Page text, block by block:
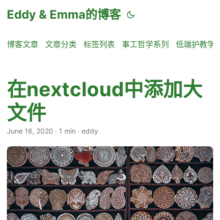
Eddy & Emma的博客
博客文章 文章分类 标签列表 事工哲学系列 低端护教学
在nextcloud中添加大
文件
June 16, 2020 · 1 min · eddy